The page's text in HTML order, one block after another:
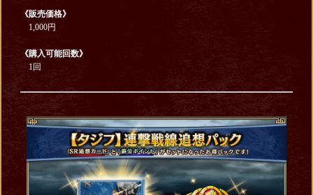
《販売価格》
1,000円
《購入可能回数》
1回